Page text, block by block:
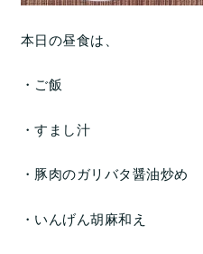
本日の昼食は、
・ご飯
・すまし汁
・豚肉のガリバタ醤油炒め
・いんげん胡麻和え